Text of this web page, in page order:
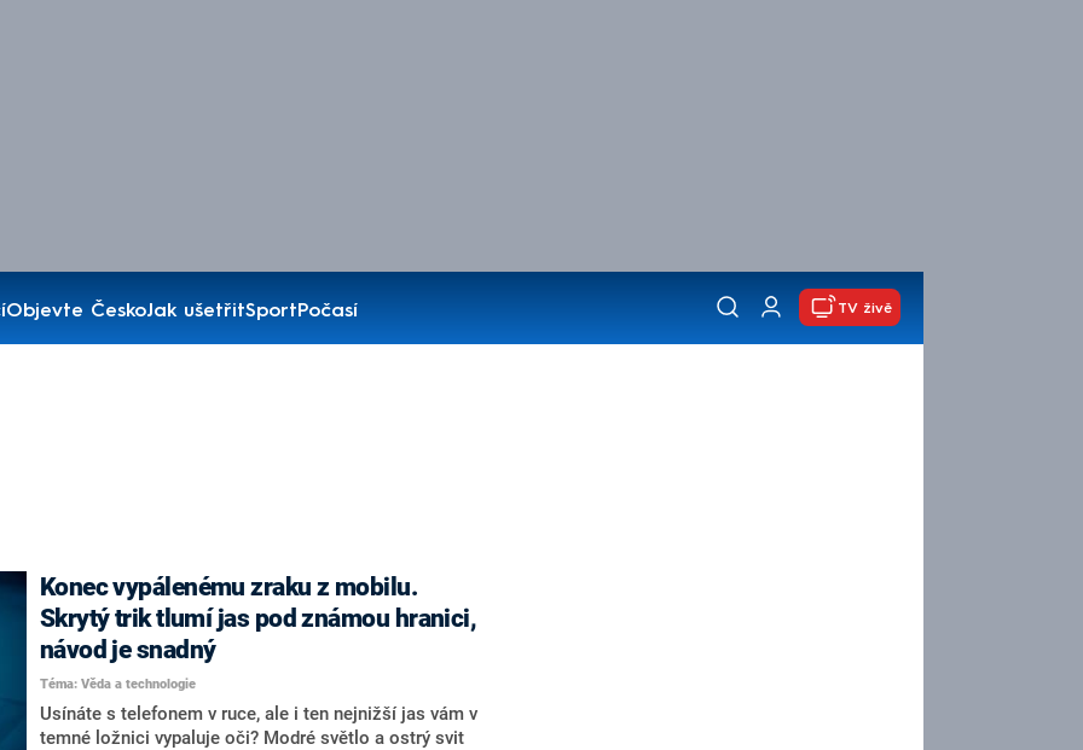
Objevte ČeskoJak ušetřitSportPočasí TV živě
Konec vypálenému zraku z mobilu.
Skrytý trik tlumí jas pod známou hranici,
návod je snadný
Téma: Věda a technologie
Usínáte s telefonem v ruce, ale i ten nejnižší jas vám v
temné ložnici vypaluje oči? Modré světlo a ostrý svit